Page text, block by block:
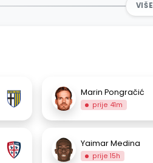
VIŠE
Marin Pongračić
prije 41m
Yaimar Medina
prije 15h